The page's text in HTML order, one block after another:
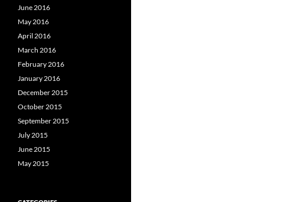
June 2016
May 2016
April 2016
March 2016
February 2016
January 2016
December 2015
October 2015
September 2015
July 2015
June 2015
May 2015